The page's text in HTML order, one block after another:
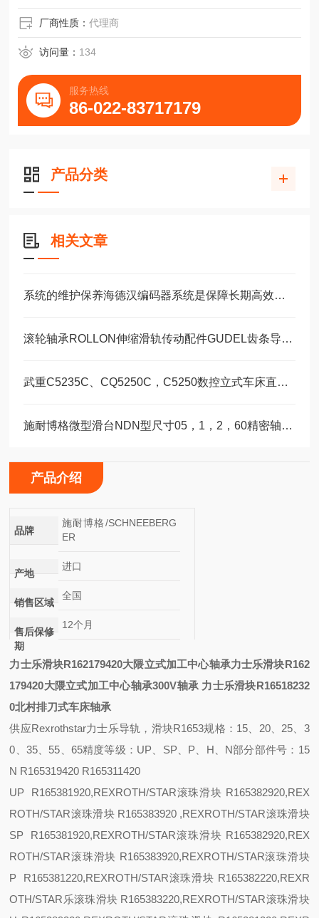
厂商性质：代理商
访问量： 134
服务热线
86-022-83717179
产品分类
相关文章
系统的维护保养海德汉编码器系统是保障长期高效运转的重要环节
滚轮轴承ROLLON伸缩滑轨传动配件GUDEL齿条导轨福业选购
武重C5235C、CQ5250C，C5250数控立式车床直线运动滑块WEH35CA/WEW35CC
施耐博格微型滑台NDN型尺寸05，1，2，60精密轴承选型
产品介绍
品牌
施耐博格/SCHNEEBERG
ER
产地
进口
销售区域
全国
售后保修
期
12个月
力士乐滑块R162179420大隈立式加工中心轴承力士乐滑块R162
179420大隈立式加工中心轴承300V轴承 力士乐滑块R16518232
0北村排刀式车床轴承
供应Rexrothstar力士乐导轨，滑块R1653规格： 15、20、25、3
0、35、55、65精度等级： UP、SP、P、H、N部分部件号： 15
N R165319420 R165311420
UP R165381920,REXROTH/STAR滚珠滑块 R165382920,REX
ROTH/STAR滚珠滑块 R165383920 ,REXROTH/STAR滚珠滑块
SP R165381920,REXROTH/STAR滚珠滑块 R165382920,REX
ROTH/STAR滚珠滑块 R165383920,REXROTH/STAR滚珠滑块
P R165381220,REXROTH/STAR滚珠滑块 R165382220,REXR
OTH/STAR乐滚珠滑块 R165383220,REXROTH/STAR滚珠滑块